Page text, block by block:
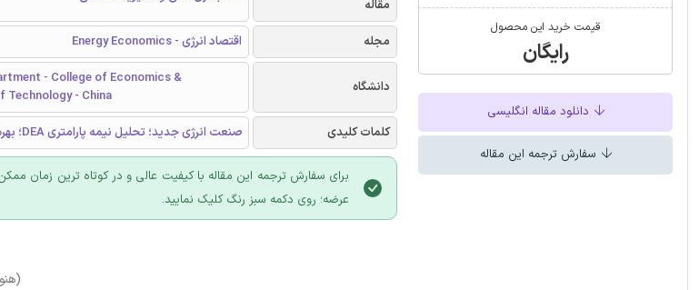
قیمت خرید این محصول
رایگان
دانلود مقاله انگلیسی
سفارش ترجمه این مقاله
مقاله
مجله اقتصاد انرژی - Energy Economics
دانشگاه
- College of Economics &
Technology - China
کلمات کلیدی
صنعت انرژی جدید؛ تحلیل نیمه پارامتری DEA؛ بهره وری سرمایه گذاری؛ چين
برای سفارش ترجمه این مقاله با کیفیت عالی و در کوتاه ترین زمان
عرضه؛ روی دکمه سبز رنگ کلیک نمایید.